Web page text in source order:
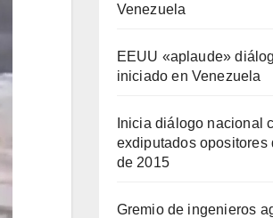
Venezuela
EEUU «aplaude»
iniciado en Venezuela
Inicia diálogo nacional
exdiputados opositores
de 2015
Gremio de ingenieros